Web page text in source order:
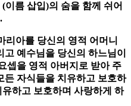
이름 삽입)의 숨을 함께 쉬어
리아를 당신의 영적 어머니
고 예수님을 당신의 하느님이
셉 을 영적 아버지로 받아 주
든 자식들을 치유하고 보호하
하고 보호하며 사랑하게 하